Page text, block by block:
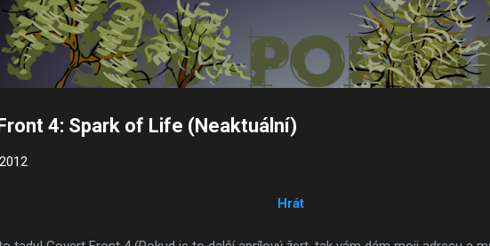
Přeskočit na hlavní obsah
4: Spark of Life (Neaktuální)
Hrát